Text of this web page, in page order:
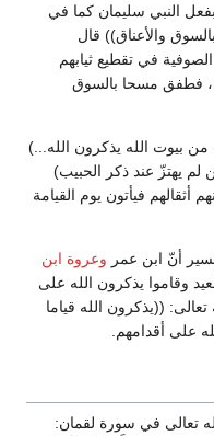
النبي سليمان كما في
والأعناق)) قال
في تقطيع ثيابهم
فطفق مسحا بالسوق
بيوت الله يذكرون الله...)
يهتزّ عند ذكر الحبيب)
أثقالهم فيأتون يوم القيامة
أنّ ابن عمر وعروة ابن
وقاموا يذكرون الله على
((يذكرون الله قياما
على أقدامهم.
تعالى في سورة لقمان: